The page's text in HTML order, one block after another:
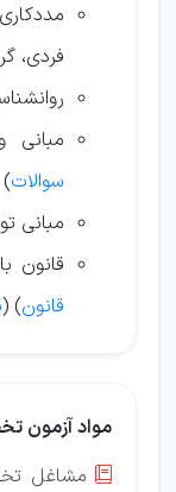
فردی،
سوالات)
مبانی
قانون
قانون) (
مواد

مشاغل